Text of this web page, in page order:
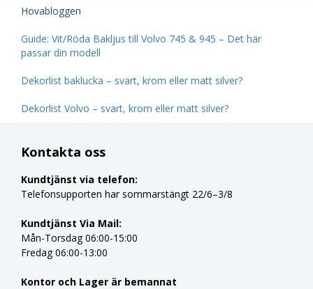
Hovabloggen
Guide: Vit/Röda Bakljus till Volvo 745 & 945 – Det här
passar din modell
Dekorlist baklucka – svart, krom eller matt silver?
Dekorlist Volvo – svart, krom eller matt silver?
Kontakta oss
Kundtjänst via telefon:
Telefonsupporten har sommarstängt 22/6–3/8
Kundtjänst Via Mail:
Mån-Torsdag 06:00-15:00
Fredag 06:00-13:00
Kontor och Lager är bemannat